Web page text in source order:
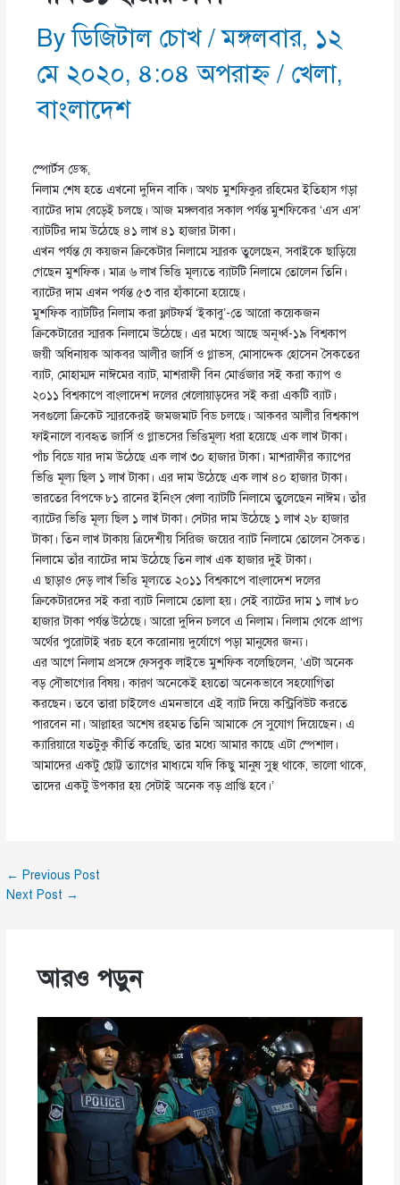
Byডিজিটাল চোখ/মঙ্গলবার, ১২
মে ২০২০, ৪:০৪ অপরাহ্ণ/ খেলা,
বাংলাদেশ
স্পোর্টস ডেস্ক,
নিলাম শেষ হতে এখনো দুদিন বাকি। অথচ মুশফিকুর রহিমের ইতিহাস গড়া
ব্যাটের দাম বেড়েই চলছে। আজ মঙ্গলবার সকাল পর্যন্ত মুশফিকের ‘এস এস’
ব্যাটটির দাম উঠেছে ৪১ লাখ ৪১ হাজার টাকা।
এখন পর্যন্ত যে কয়জন ক্রিকেটার নিলামে স্মারক তুলেছেন, সবাইকে ছাড়িয়ে
গেছেন মুশফিক। মাত্র ৬ লাখ ভিত্তি মূল্যতে ব্যাটটি নিলামে তোলেন তিনি।
ব্যাটের দাম এখন পর্যন্ত ৫৩ বার হাঁকানো হয়েছে।
মুশফিক ব্যাটটির নিলাম করা ফ্লাটফর্ম ‘ইকাবু’-তে আরো কয়েকজন
ক্রিকেটারের স্মারক নিলামে উঠেছে। এর মধ্যে আছে অনূর্ধ্ব-১৯ বিশ্বকাপ
জয়ী অধিনায়ক আকবর আলীর জার্সি ও গ্লাভস, মোসাদ্দেক হোসেন সৈকতের
ব্যাট, মোহাম্মদ নাঈমের ব্যাট, মাশরাফী বিন মোর্ত্তজার সই করা ক্যাপ ও
২০১১ বিশ্বকাপে বাংলাদেশ দলের খেলোয়াড়দের সই করা একটি ব্যাট।
সবগুলো ক্রিকেট স্মারকেরই জমজমাট বিড চলছে। আকবর আলীর বিশ্বকাপ
ফাইনালে ব্যবহৃত জার্সি ও গ্লাভসের ভিত্তিমূল্য ধরা হয়েছে এক লাখ টাকা।
পাঁচ বিডে যার দাম উঠেছে এক লাখ ৩০ হাজার টাকা। মাশরাফীর ক্যাপের
ভিত্তি মূল্য ছিল ১ লাখ টাকা। এর দাম উঠেছে এক লাখ ৪০ হাজার টাকা।
ভারতের বিপক্ষে ৮১ রানের ইনিংস খেলা ব্যাটটি নিলামে তুলেছেন নাঈম। তাঁর
ব্যাটের ভিত্তি মূল্য ছিল ১ লাখ টাকা। সেটার দাম উঠেছে ১ লাখ ২৮ হাজার
টাকা। তিন লাখ টাকায় ত্রিদেশীয় সিরিজ জয়ের ব্যাট নিলামে তোলেন সৈকত।
নিলামে তাঁর ব্যাটের দাম উঠেছে তিন লাখ এক হাজার দুই টাকা।
এ ছাড়াও দেড় লাখ ভিত্তি মূল্যতে ২০১১ বিশ্বকাপে বাংলাদেশ দলের
ক্রিকেটারদের সই করা ব্যাট নিলামে তোলা হয়। সেই ব্যাটের দাম ১ লাখ ৮০
হাজার টাকা পর্যন্ত উঠেছে। আরো দুদিন চলবে এ নিলাম। নিলাম থেকে প্রাপ্য
অর্থের পুরোটাই খরচ হবে করোনায় দুর্যোগে পড়া মানুষের জন্য।
এর আগে নিলাম প্রসঙ্গে ফেসবুক লাইভে মুশফিক বলেছিলেন, ‘এটা অনেক
বড় সৌভাগ্যের বিষয়। কারণ অনেকেই হয়তো অনেকভাবে সহযোগিতা
করছেন। তবে তারা চাইলেও এমনভাবে এই ব্যাট দিয়ে কন্ট্রিবিউট করতে
পারবেন না। আল্লাহর অশেষ রহমত তিনি আমাকে সে সুযোগ দিয়েছেন। এ
ক্যারিয়ারে যতটুকু কীর্তি করেছি, তার মধ্যে আমার কাছে এটা স্পেশাল।
আমাদের একটু ছোট্ট ত্যাগের মাধ্যমে যদি কিছু মানুষ সুস্থ থাকে, ভালো থাকে,
তাদের একটু উপকার হয় সেটাই অনেক বড় প্রাপ্তি হবে।’
← Previous Post
Next Post →
আরও পড়ুন